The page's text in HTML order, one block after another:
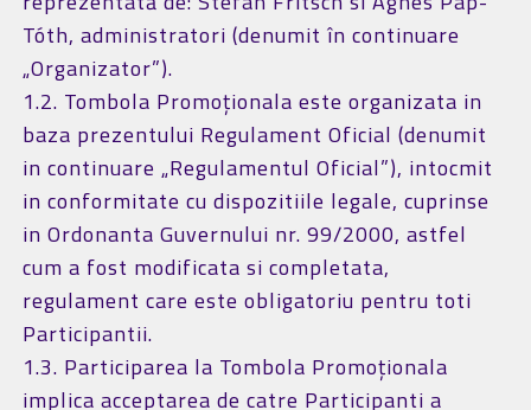
Tóth, administratori (denumit în continuare
„Organizator”).
1.2. Tombola Promoționala este organizata in
baza prezentului Regulament Oficial (denumit
in continuare „Regulamentul Oficial”), intocmit
in conformitate cu dispozitiile legale, cuprinse
in Ordonanta Guvernului nr. 99/2000, astfel
cum a fost modificata si completata,
regulament care este obligatoriu pentru toti
Participantii.
1.3. Participarea la Tombola Promoționala
implica acceptarea de catre Participanti a